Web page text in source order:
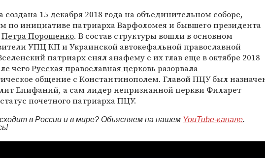
15 декабря 2018 года на объединительном соборе,
по инициативе патриарха Варфоломея и бывшего президента
Петра Порошенко. В состав структуры вошли в основном
УПЦ КП и Украинской автокефальной православной
патриарх снял анафему с их глав еще в октябре 2018
чегоРусская православная церковь разорвала
общение с Константинополем. Главой ПЦУ был
Епифаний, а сам лидер непризнанной церкви Филарет
почетного патриарха ПЦУ.
в России и в мире? Объясняем на нашем YouTube-канале.